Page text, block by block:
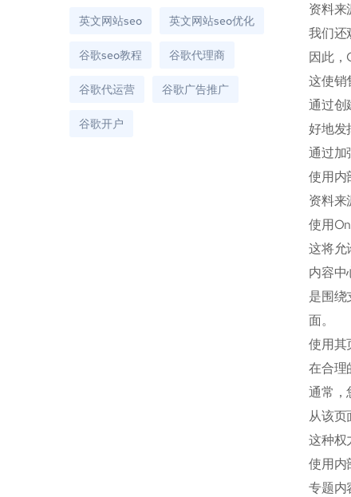
资料来
我们还
因此，
这使销
通过创
好地发
通过加
使用内
资料来
使用
这将允
内容中
是围绕
面。
使用其
在合理
通常，
从该页
这种权
使用内
专题内
英文网站seo 英文网站seo优化
谷歌seo教程 谷歌代理商
谷歌代运营 谷歌广告推广
谷歌开户